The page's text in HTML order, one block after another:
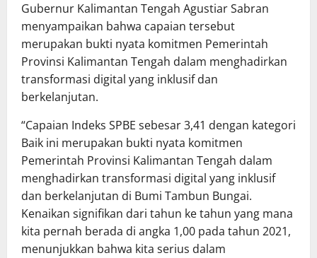
Gubernur Kalimantan Tengah Agustiar Sabran
menyampaikan bahwa capaian tersebut
merupakan bukti nyata komitmen Pemerintah
Provinsi Kalimantan Tengah dalam menghadirkan
transformasi digital yang inklusif dan
berkelanjutan.
“Capaian Indeks SPBE sebesar 3,41 dengan kategori
Baik ini merupakan bukti nyata komitmen
Pemerintah Provinsi Kalimantan Tengah dalam
menghadirkan transformasi digital yang inklusif
dan berkelanjutan di Bumi Tambun Bungai.
Kenaikan signifikan dari tahun ke tahun yang mana
kita pernah berada di angka 1,00 pada tahun 2021,
menunjukkan bahwa kita serius dalam